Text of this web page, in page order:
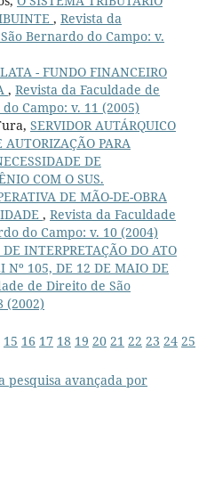
, Revista da
Bernardo do Campo: v.
- FUNDO FINANCEIRO
, Revista da Faculdade de
Campo: v. 11 (2005)
SERVIDOR AUTÁRQUICO
PARA
DE
COM O SUS.
DE MÃO-DE-OBRA
, Revista da Faculdade
do Campo: v. 10 (2004)
INTERPRETAÇÃO DO ATO
105, DE 12 DE MAIO DE
de Direito de São
(2002)
15 16 17 18 19 20 21 22 23 24 25
pesquisa avançada por